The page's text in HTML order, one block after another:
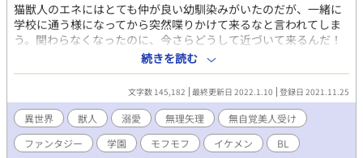
猫獣人のエネにはとても仲が良い幼馴染みがいたのだが、一緒に
学校に通う様になってから突然喋りかけて来るなと言われてしま
う。関わらなくなったのに、今さらどうして近づいて来るんだ！
無自覚美人受けの物語です。1日2回掲載が目標です。18Rには※
が付いています。 ムーン様にも掲載してます。
続きを読む
文字数 145,182 最終更新日 2022.1.10 登録日 2021.11.25
異世界 獣人 溺愛 無理矢理
無自覚美人受け
ファンタジー
学園 モフモフ イケメン BL